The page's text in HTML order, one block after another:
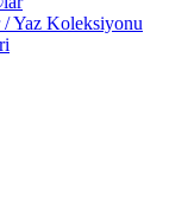
Yaz Koleksiyonu